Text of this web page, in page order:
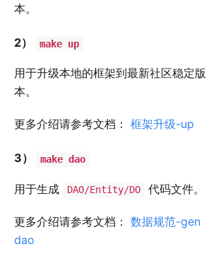
本。
2） make up
用于升级本地的框架到最新社区稳定版
本。
更多介绍请参考文档： 框架升级-up
3） make dao
用于生成 DAO/Entity/DO 代码文件。
更多介绍请参考文档： 数据规范-gen
dao